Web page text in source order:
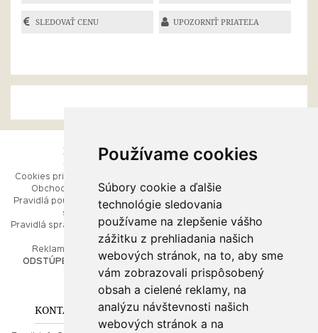
Používame cookies
Súbory cookie a ďalšie
technológie sledovania
používame na zlepšenie vášho
zážitku z prehliadania našich
webových stránok, na to, aby sme
vám zobrazovali prispôsobený
obsah a cielené reklamy, na
analýzu návštevnosti našich
webových stránok a na
SLEDOVAŤ CENU UPOZORNIŤ PRIATEĽA
ESHOP
Cookies pri prezeraní stránok
Obchodné podmienky
Pravidlá používania webových
stránok
Pravidlá spracúvania osobných
Reklamačný poriadok
ODSTÚPENIE OD ZMLUVY
RÝCHLE MENU
Ako balíme Vaše šperky
Kontaktujte nás
PORADŇA
Ako nakupovať
O drahých kovoch
Doprava a poštovné
KONTAKT NA NÁS